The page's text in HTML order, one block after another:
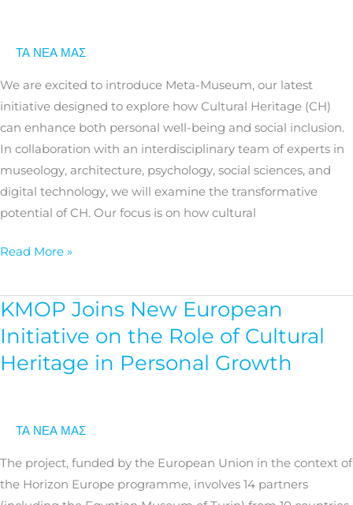
ΤΑ ΝΕΑ ΜΑΣ
We are excited to introduce Meta-Museum, our latest
initiative designed to explore how Cultural Heritage (CH)
can enhance both personal well-being and social inclusion.
In collaboration with an interdisciplinary team of experts in
museology, architecture, psychology, social sciences, and
digital technology, we will examine the transformative
potential of CH. Our focus is on how cultural
personal
well-
being
social
inclusion?
Read More »
KMOP Joins New European
Initiative on the Role of Cultural
Heritage in Personal Growth
ΤΑ ΝΕΑ ΜΑΣ
The project, funded by the European Union in the context of
the Horizon Europe programme, involves 14 partners
KMOP
Joins
New
European
the